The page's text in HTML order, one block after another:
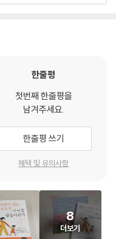
표 같습니다. 어디에 무엇이
나갈지는 결국 부모가 어느
물만 파온 저도 아이가 자라
저는 ‘어디를 보냈는지’보다
로는 절대 선택하지 않는다는
좋다는 보장은 없으니까요.
늘 내가 아이에게 건네는 말
를 대하는 태도 속에 자연스
선택이 쌓여 아이의 내면을
과 회복탄력성으로 이어진
바로 이런 작고 구체적인 기준
보여 준다. 감정 조절을 배우
음을 여는 대화 방식, 사교육
는 질문과 예시들을 촘촘하게
한줄평
첫번째 한줄평을
남겨주세요.
한줄평 쓰기
혜택 및 유의사항
8
더보기